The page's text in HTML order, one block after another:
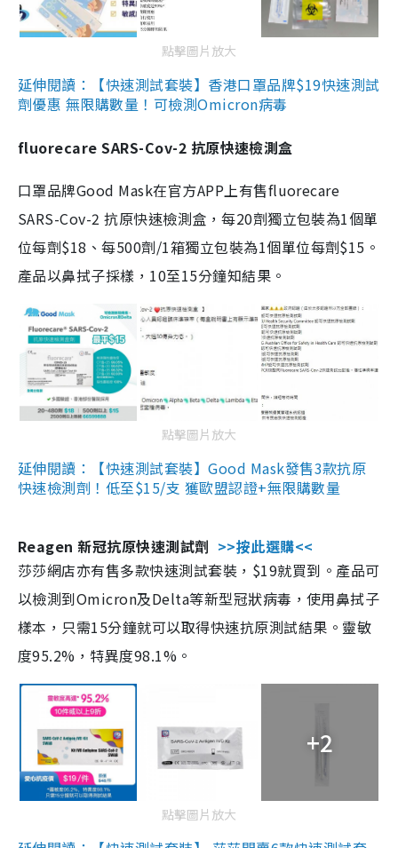
點擊圖片放大
延伸閱讀：【快速測試套裝】香港口罩品牌$19快速測試
劑優惠 無限購數量！可檢測Omicron病毒
fluorecare SARS-Cov-2 抗原快速檢測盒
口罩品牌Good Mask在官方APP上有售fluorecare
SARS-Cov-2 抗原快速檢測盒，每20劑獨立包裝為1個單
位每劑$18、每500劑/1箱獨立包裝為1個單位每劑$15。
產品以鼻拭子採樣，10至15分鐘知結果。
點擊圖片放大
延伸閱讀：【快速測試套裝】Good Mask發售3款抗原
快速檢測劑！低至$15/支 獲歐盟認證+無限購數量
Reagen 新冠抗原快速測試劑 >>按此選購<<
莎莎網店亦有售多款快速測試套裝，$19就買到。產品可
以檢測到Omicron及Delta等新型冠狀病毒，使用鼻拭子
樣本，只需15分鐘就可以取得快速抗原測試結果。靈敏
度95.2%，特異度98.1%。
+2
點擊圖片放大